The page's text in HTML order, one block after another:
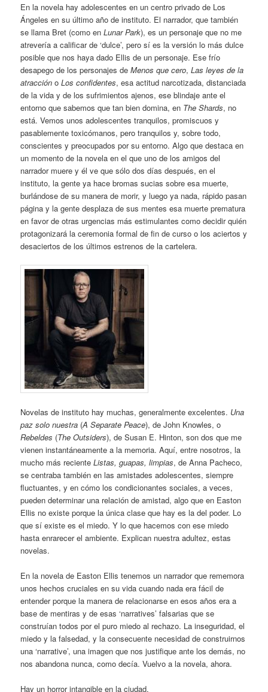
En la novela hay adolescentes en un centro privado de Los
Ángeles en su último año de instituto. El narrador, que también
se llama Bret (como enLunar Park), es un personaje que no me
atrevería a calificar de ‘dulce’, pero sí es la versión lo más dulce
posible que nos haya dado Ellis de un personaje. Ese frío
desapego de los personajes deMenos que cero,Las leyes de la
atracción oLos confidentes, esa actitud narcotizada, distanciada
de la vida y de los sufrimientos ajenos, ese blindaje ante el
entorno que sabemos que tan bien domina, en The Shards, no
está. Vemos unos adolescentes tranquilos, promiscuos y
pasablemente toxicómanos, pero tranquilos y, sobre todo,
conscientes y preocupados por su entorno. Algo que destaca en
un momento de la novela en el que uno de los amigos del
narrador muere y él ve que sólo dos días después, en el
instituto, la gente ya hace bromas sucias sobre esa muerte,
burlándose de su manera de morir, y luego ya nada, rápido pasan
página y la gente desplaza de sus mentes esa muerte prematura
en favor de otras urgencias más estimulantes como decidir quién
protagonizará la ceremonia formal de fin de curso o los aciertos y
desaciertos de los últimos estrenos de la cartelera.
Novelas de instituto hay muchas, generalmente excelentes. Una
paz solo nuestra (A Separate Peace), de John Knowles, o
Rebeldes (The Outsiders), de Susan E. Hinton, son dos que me
vienen instantáneamente a la memoria. Aquí, entre nosotros, la
mucho más recienteListas, guapas, limpias, de Anna Pacheco,
se centraba también en las amistades adolescentes, siempre
fluctuantes, y en cómo los condicionantes sociales, a veces,
pueden determinar una relación de amistad, algo que en Easton
Ellis no existe porque la única clase que hay es la del poder. Lo
que sí existe es el miedo. Y lo que hacemos con ese miedo
hasta enrarecer el ambiente. Explican nuestra adultez, estas
novelas.
En la novela de Easton Ellis tenemos un narrador que rememora
unos hechos cruciales en su vida cuando nada era fácil de
entender porque la manera de relacionarse en esos años era a
base de mentiras y de esas ‘narratives’ falsarias que se
construían todos por el puro miedo al rechazo. La inseguridad, el
miedo y la falsedad, y la consecuente necesidad de construirnos
una ‘narrative’, una imagen que nos justifique ante los demás, no
nos abandona nunca, como decía. Vuelvo a la novela, ahora.
Hay un horror intangible en la ciudad.